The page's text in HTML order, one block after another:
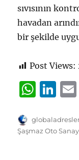
sıvısının
havadan
bir şekilde
Post Views:
W
at
s
Li
k
e
Yazar
Şaşmaz Oto